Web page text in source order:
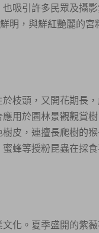
吸引許多民眾及攝
明，與鮮紅艷麗的
枝頭，又開花期長
用於園林景觀觀賞
皮，連擅長爬樹的
蜂等授粉昆蟲在採
化。夏季盛開的紫